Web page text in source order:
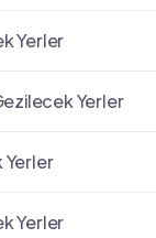
Yerler
Yerler
Yerler
Yerler